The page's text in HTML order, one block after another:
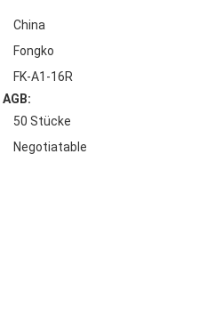
China
Fongko
FK-A1-16R
50 Stücke
Negotiatable